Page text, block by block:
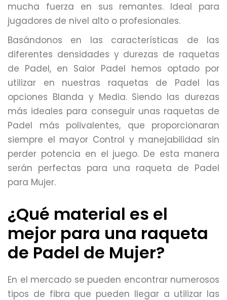
mucha fuerza en sus remantes. Ideal para
jugadores de nivel alto o profesionales.
Basándonos en las características de las
diferentes densidades y durezas de raquetas
de Padel, en Saior Padel hemos optado por
utilizar en nuestras raquetas de Padel las
opciones Blanda y Media. Siendo las durezas
más ideales para conseguir unas raquetas de
Padel más polivalentes, que proporcionaran
siempre el mayor Control y manejabilidad sin
perder potencia en el juego. De esta manera
serán perfectas para una raqueta de Padel
para Mujer.
¿Qué material es el
mejor para una raqueta
de Padel de Mujer?
En el mercado se pueden encontrar numerosos
tipos de fibra que pueden llegar a utilizar las